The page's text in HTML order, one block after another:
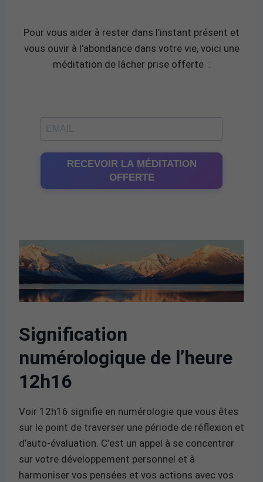
Pour vous aider à rester dans l’instant présent et
vous ouvir à l’abondance dans votre vie, voici une
méditation de lâcher prise offerte :
RECEVOIR LA MÉDITATION
OFFERTE
Signification
numérologique de l’heure
12h16
Voir 12h16 signifie en numérologie que vous êtes
sur le point de traverser une période de réflexion et
d’auto-évaluation. C’est un appel à se concentrer
sur votre développement personnel et à
harmoniser vos pensées et vos actions avec vos